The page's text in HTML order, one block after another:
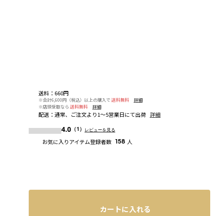
送料： 660円
※合計6,600円（税込）以上の購入で 送料無料
詳細
※店頭受取なら 送料無料 詳細
配送： 通常、ご注文より1～5営業日にて出荷 詳細
4.0（1） レビューを見る
お気に入りアイテム登録者数 158 人
カートに入れる